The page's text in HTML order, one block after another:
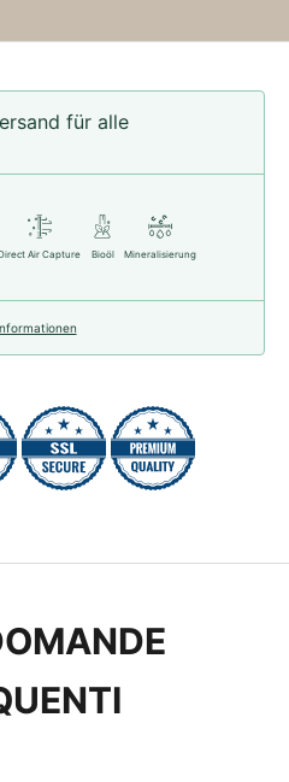
für alle
Air Capture Bioöl Mineralisierung